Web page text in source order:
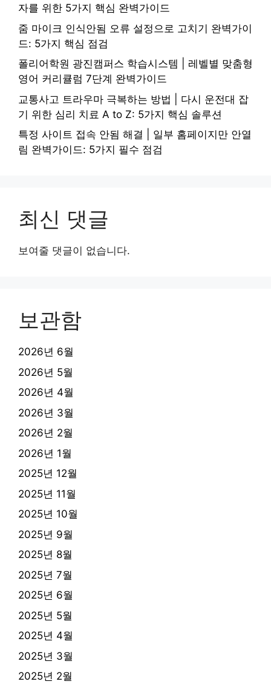
자를 위한 5가지 핵심 완벽가이드
줌 마이크 인식안됨 오류 설정으로 고치기 완벽가이
드: 5가지 핵심 점검
폴리어학원 광진캠퍼스 학습시스템 | 레벨별 맞춤형
영어 커리큘럼 7단계 완벽가이드
교통사고 트라우마 극복하는 방법 | 다시 운전대 잡
기 위한 심리 치료 A to Z: 5가지 핵심 솔루션
특정 사이트 접속 안됨 해결 | 일부 홈페이지만 안열
림 완벽가이드: 5가지 필수 점검
최신 댓글
보여줄 댓글이 없습니다.
보관함
2026년 6월
2026년 5월
2026년 4월
2026년 3월
2026년 2월
2026년 1월
2025년 12월
2025년 11월
2025년 10월
2025년 9월
2025년 8월
2025년 7월
2025년 6월
2025년 5월
2025년 4월
2025년 3월
2025년 2월